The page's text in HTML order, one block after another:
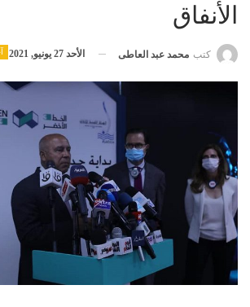
الأنفاق
كتب محمد عبد العاطى الأحد 27 يونيو, 2021